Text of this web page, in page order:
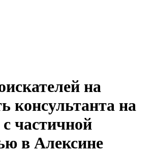
на
консультанта на
частичной
в Алексине